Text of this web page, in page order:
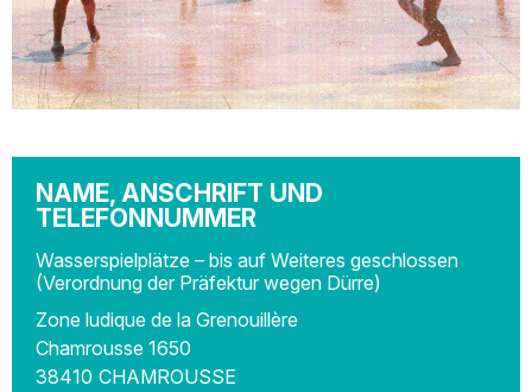
NAME, ANSCHRIFT UND
TELEFONNUMMER
Wasserspielplätze – bis auf Weiteres geschlossen
(Verordnung der Präfektur wegen Dürre)
Zone ludique de la Grenouillère
Chamrousse 1650
38410 CHAMROUSSE